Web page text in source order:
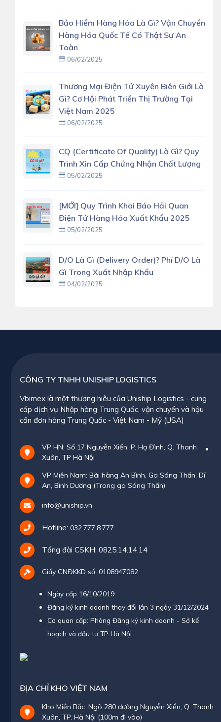
Bảo Hiểm Hàng Hóa Là Gì? Vận Chuyển
Hàng Hóa Quốc Tế Có Thật Sự An
Toàn
06/02/2025
Thương Mại Điện Tử Xuyên Biên Giới Là
Gì? Cơ Hội Phát Triển Thị Trường Tại
Việt Nam 2025
06/02/2025
CQ (Certificate Of Quality) Là Gì? Quy
Trình Xin Cấp Chứng Nhận Chất Lượng
05/02/2025
[MỚI] Quy Trình Khai Báo Hải Quan
Điện Tử Hàng Hóa Xuất Khẩu 2025
05/02/2025
D/O Là Gì (delivery Order)? Phí D/O Là
Gì Trong Xuất Nhập Khẩu
04/02/2025
CÔNG TY TNHH UNISHIP LOGISTICS
Vbimex là một thương hiêu của Uniship Logistics - cung
cấp dịch vụ Nhập hàng Trung Quốc, vận chuyển và hậu
cần đơn hàng Trung Quốc - Việt Nam - Mỹ (USA)
VP HN: Số 17 Nguyễn Xiển, P. Hạ Đình, Q. Thanh
Xuân, TP Hà Nội
VP Miền Nam: Bãi hàng An Bình, Ga Sóng Thần, Dĩ
An, Bình Dương (Trong ga Sóng Thần)
info@uniship.vn
Hotline: 032.777.8.777
Tổng đài CSKH: 0825.14.14.14
Giấy CNĐKKD số: 0108947082
Ngày cấp 16/10/2019
Đăng ký kinh doanh thay đổi lần 3 ngày 31/12/2024
Cơ quan cấp: Phòng Đăng ký kinh doanh - Sở kế
hoạch và đầu tư TP Hà Nội
ĐỊA CHỈ KHO VIỆT NAM
Kho Miền Bắc: Ngõ 280 đường Nguyễn Xiển, Q. Thanh
Xuân, TP. Hà Nội (100m đi vào)